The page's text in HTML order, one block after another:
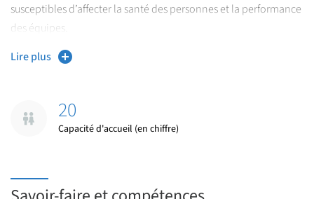
susceptibles d’affecter la santé des personnes et la performance
des équipes.
Acquérir des connaissances multidisciplinaires sur les
Acquérir des connaissances liées aux organisations (climat,
justice), à l’activité et à l’organisation du travail et aux
Identifier les axes de progrès à accomplir en matière de
Lire plus
20
Capacité d'accueil (en chiffre)